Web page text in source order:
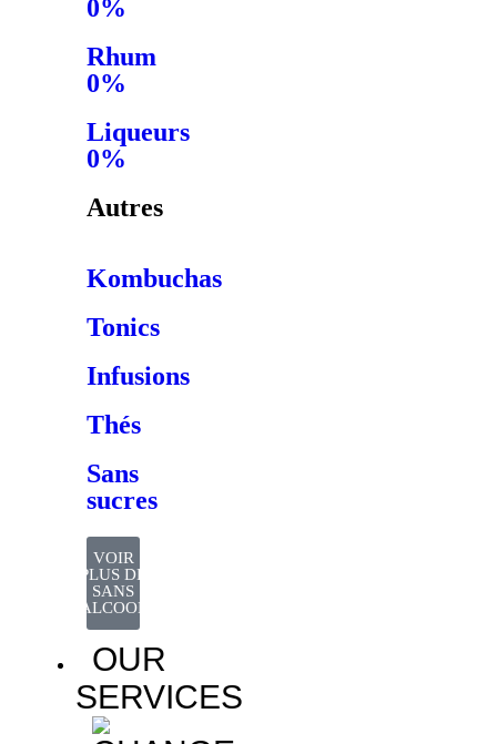
0%
Rhum
0%
Liqueurs
0%
Autres
Kombuchas
Tonics
Infusions
Thés
Sans
sucres
VOIR
PLUS DE
SANS
ALCOOL
OUR
SERVICES